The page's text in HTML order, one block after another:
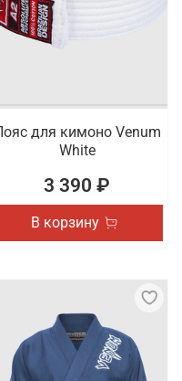
для кимоно Venum
White
3 390 ₽
В корзину